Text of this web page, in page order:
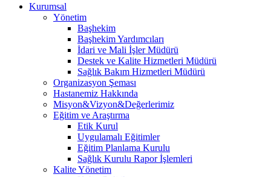
Kurumsal
Yönetim
Başhekim
Başhekim Yardımcıları
İdari ve Mali İşler Müdürü
Destek ve Kalite Hizmetleri Müdürü
Sağlık Bakım Hizmetleri Müdürü
Organizasyon Şeması
Hastanemiz Hakkında
Misyon&Vizyon&Değerlerimiz
Eğitim ve Araştırma
Etik Kurul
Uygulamalı Eğitimler
Eğitim Planlama Kurulu
Sağlık Kurulu Rapor İşlemleri
Kalite Yönetim